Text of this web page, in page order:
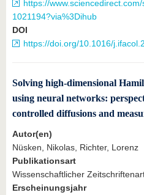
https://
1021194?via%3Dihub
DOI
https://doi.org/10.1016/
Solving high-dimensional
using neural networks:
controlled diffusions and
Autor(en)
Nüsken, Nikolas, Richter, Lorenz
Publikationsart
Wissenschaftlicher
Erscheinungsjahr